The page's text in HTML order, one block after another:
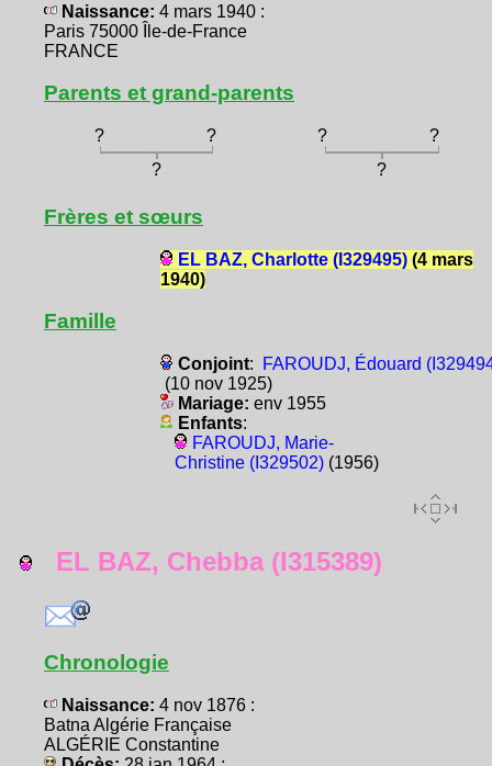
Naissance: 4 mars 1940 :
Paris 75000 Île-de-France
FRANCE
Parents et grand-parents
? ? ?
?
?
?
Frères et sœurs
EL BAZ, Charlotte (I329495)(4 mars
1940)
Famille
Conjoint:
FAROUDJ, Édouard
(10 nov 1925)
Mariage: env 1955
Enfants:
FAROUDJ, Marie-
Christine (I329502)(1956)
EL BAZ, Chebba (I315389)
Chronologie
Naissance: 4 nov 1876 :
Batna Algérie Française
ALGÉRIE Constantine